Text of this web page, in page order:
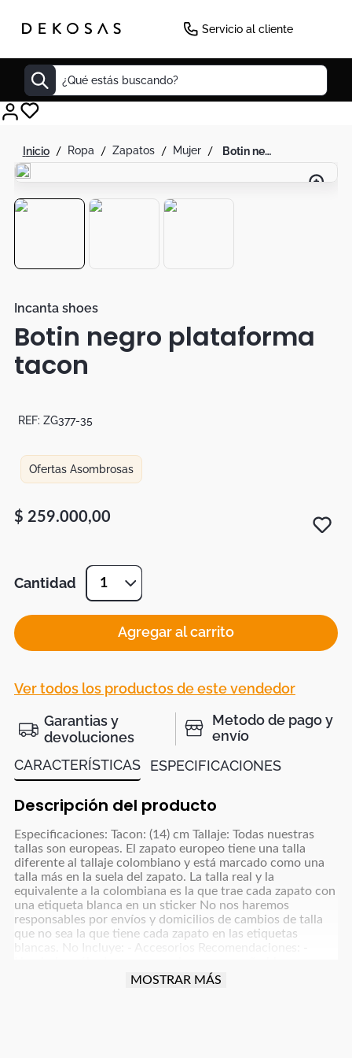
Servicio al cliente
¿Qué estás buscando?
ropa zapatos mujer botin negro plataforma tacon
Incanta shoes
Botin negro plataforma
tacon
REF: ZG377-35
Ofertas Asombrosas
$ 259.000,00
Cantidad 1
Agregar al carrito
Ver todos los productos de este vendedor
Garantias y
devoluciones
Metodo de pago y
envío
CARACTERÍSTICAS
ESPECIFICACIONES
Descripción del producto
Especificaciones: Tacon: (14) cm Tallaje: Todas nuestras
tallas son europeas. El zapato europeo tiene una talla
diferente al tallaje colombiano y está marcado como una
talla más en la suela del zapato. La talla real y la
equivalente a la colombiana es la que trae cada zapato con
una etiqueta blanca en un sticker No nos haremos
responsables por envíos y domicilios de cambios de talla
que no sea la que tiene cada zapato en las etiquetas
blancas. No Incluye: - Accesorios Recomendaciones: -
colores claros y paño oscuro para colores café, azul
MOSTRAR MÁS
Decoracion
Cuadro
Duvet
Botas